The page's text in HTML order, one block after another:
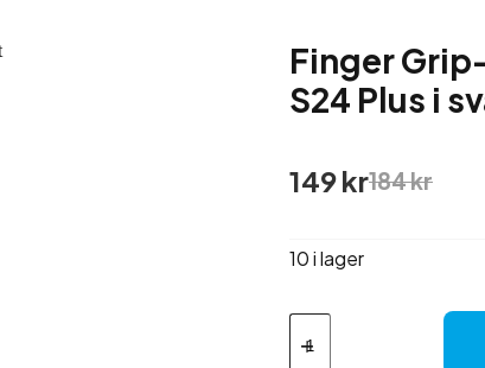
Finger
S24 Plus i
184kr
Det
var:
149krDet
nuvarande
är:
10 i lager
Finger
Grip-